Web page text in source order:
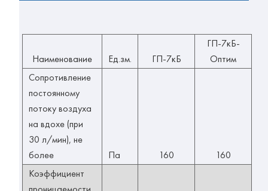
Наименование Ед.зм. ГП-7кБ
ГП-7кБ-
Оптим
Сопротивление
постоянному
потоку воздуха
на вдохе (при
30 л/мин), не
более
Па 160
160
Коэффициент